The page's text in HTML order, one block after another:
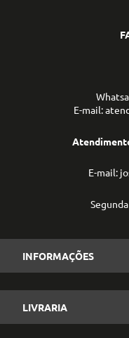
E-mail:
E-mail:
INFORMAÇÕES
LIVRARIA